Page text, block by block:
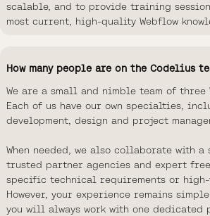
scalable, and to provide training
most current, high-quality Webflow
How many people are on the Codelius
We are a small and nimble team of three
Each of us have our own specialties,
development, design and project
When needed, we also collaborate with
trusted partner agencies and expert
specific technical requirements or high-
However, your experience remains
you will always work with one dedicated